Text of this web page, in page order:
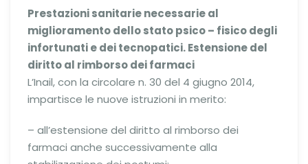
Prestazioni sanitarie necessarie al
miglioramento dello stato psico – fisico degli
infortunati edei tecnopatici. Estensione del
diritto al rimborso dei farmaci
L’Inail, con la circolare n. 30 del 4 giugno 2014,
impartisce le nuove istruzioni in merito:
– all’estensione del diritto al rimborso dei
farmaci anche successivamente alla